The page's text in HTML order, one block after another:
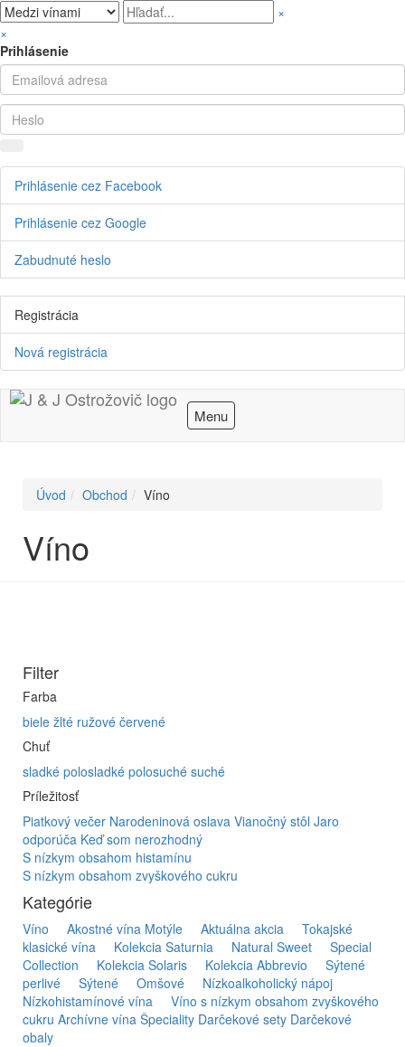
×
×
Prihlásenie
Prihlásenie cez Facebook
Prihlásenie cez Google
Zabudnuté heslo
Registrácia
Nová registrácia
Menu
Úvod Obchod Víno
Víno
Filter
Farba
biele žlté ružové červené
Chuť
sladké polosladké polosuché suché
Príležitosť
Piatkový večer Narodeninová oslava Vianočný stôl Jaro
odporúča Keď som nerozhodný
S nízkym obsahom histamínu
S nízkym obsahom zvyškového cukru
Kategórie
Víno Akostné vína Motýle Aktuálna akcia
Tokajské
klasické vína
Kolekcia Saturnia Natural Sweet
Special
Collection
Kolekcia Solaris Kolekcia Abbrevio
Sýtené
perlivé
Sýtené Omšové
Nízkoalkoholický nápoj
Nízkohistamínové vína
Víno s nízkym obsahom zvyškového
cukru Archívne vína Špeciality Darčekové sety Darčekové
obaly